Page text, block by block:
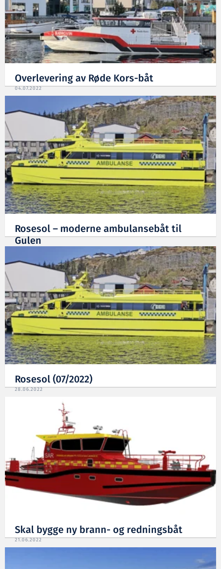
Overlevering av Røde Kors-båt
04.07.2022
Rosesol – moderne ambulansebåt til
Gulen
Rosesol (07/2022)
28.06.2022
Skal bygge ny brann- og redningsbåt
21.06.2022